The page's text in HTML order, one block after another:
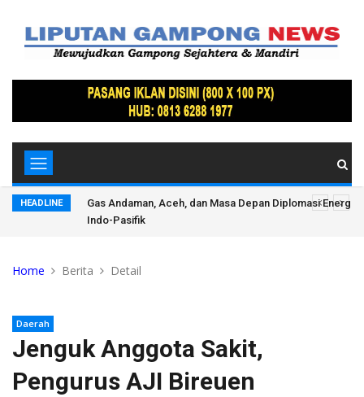
HEADLINE
di
Ketua BRA: Keakraban Mualem dengan Mentan Akan
Manfaat Bagi Penerima Manfaat Subjek Reintegrasi
Home Berita Detail
Daerah
Jenguk Anggota Sakit,
Pengurus AJI Bireuen